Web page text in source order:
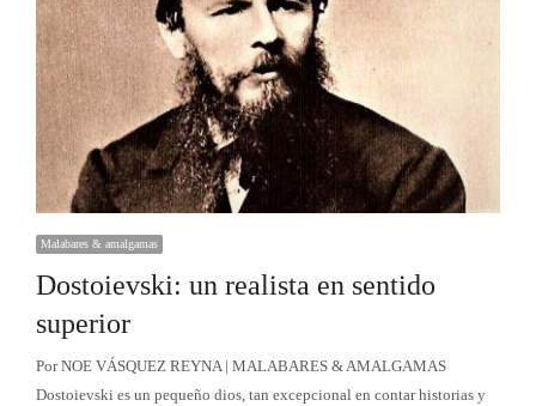
Malabares & amalgamas
Dostoievski: un realista en sentido
superior
Por NOE VÁSQUEZ REYNA | MALABARES & AMALGAMAS
Dostoievski es un pequeño dios, tan excepcional en contar historias y